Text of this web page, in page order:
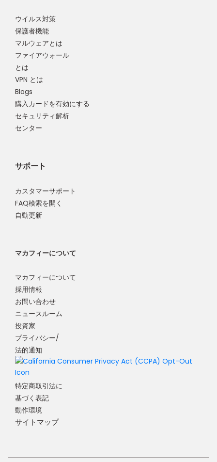
ウイルス対策
保護者機能
マルウェアとは
ファイアウォール
とは
VPN とは
Blogs
購入カードを有効にする
セキュリティ解析
センター
サポート
カスタマーサポート
FAQ検索を開く
自動更新
マカフィーについて
マカフィーについて
採用情報
お問い合わせ
ニュースルーム
投資家
プライバシー/
法的通知
特定商取引法に
基づく表記
動作環境
サイトマップ